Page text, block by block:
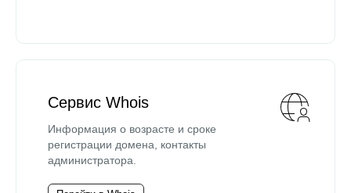
Сервис Whois
Информация о возрасте и сроке
регистрации домена, контакты
администратора.